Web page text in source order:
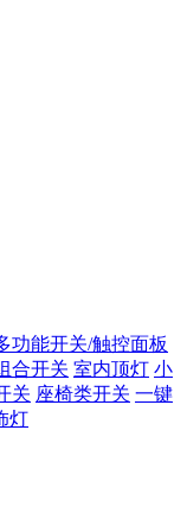
功能开关/触控面板
合开关 室内顶灯 小
关 座椅类开关 一键
灯